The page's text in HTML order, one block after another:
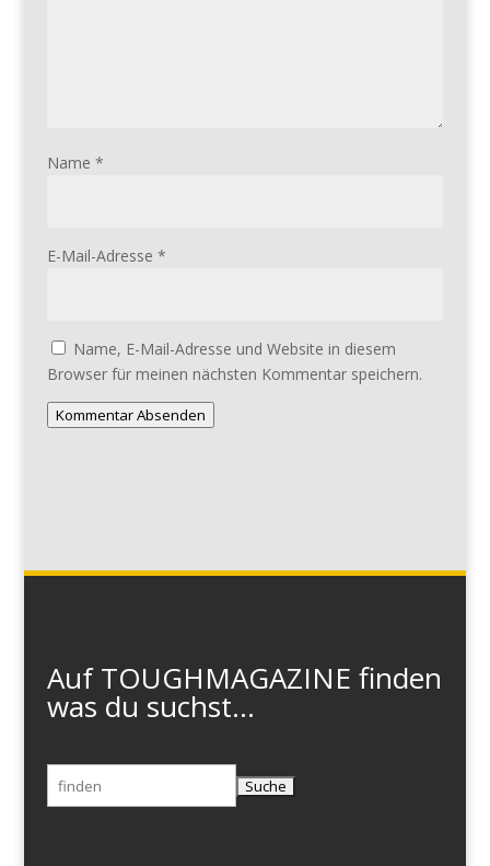
Name *
E-Mail-Adresse *
Name, E-Mail-Adresse und Website in diesem
Browser für meinen nächsten Kommentar speichern.
Kommentar Absenden
Auf TOUGHMAGAZINE finden
was du suchst...
Suchen
nach: